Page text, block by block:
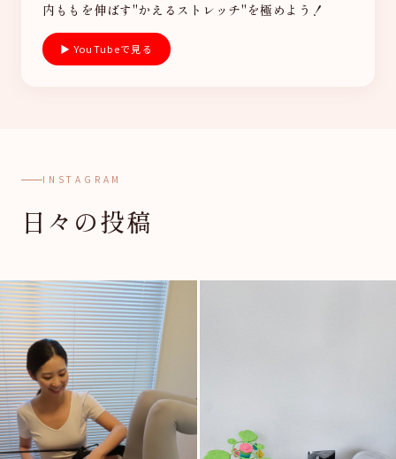
内ももを伸ばす"かえるストレッチ"を極めよう！
▶ YouTubeで見る
INSTAGRAM
日々の投稿